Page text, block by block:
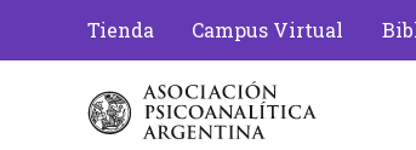
Tienda Campus Virtual